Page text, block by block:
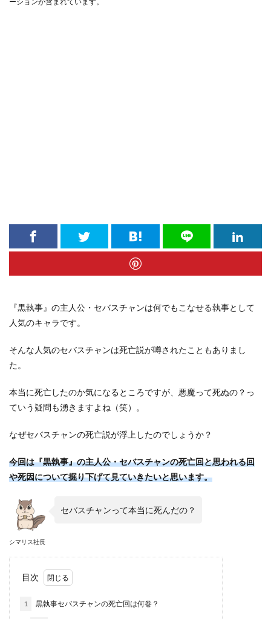
『黒執事』の主人公・セバスチャンは何でもこなせる執事として
人気のキャラです。
そんな人気のセバスチャンは死亡説が噂されたこともありまし
た。
本当に死亡したのか気になるところですが、悪魔って死ぬの？っ
ていう疑問も湧きますよね（笑）。
なぜセバスチャンの死亡説が浮上したのでしょうか？
今回は『黒執事』の主人公・セバスチャンの死亡回と思われる回
や死因について掘り下げて見ていきたいと思います。
シマリス社長
セバスチャンって本当に死んだの？
目次
1 黒執事セバスチャンの死亡回は何巻？